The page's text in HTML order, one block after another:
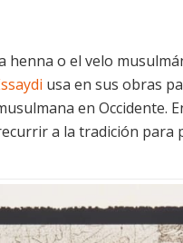
henna o el velo
usa en sus obras
en Occidente.
a la tradición para